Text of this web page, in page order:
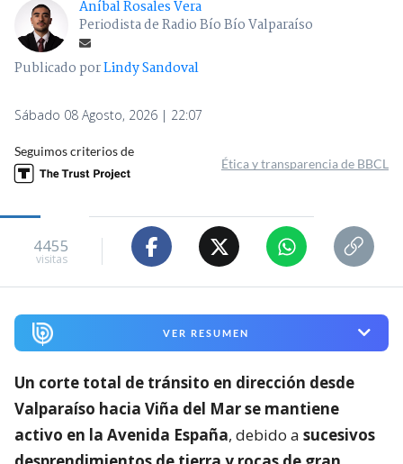
Aníbal Rosales Vera
Periodista de Radio Bío Bío Valparaíso
Publicado porLindy Sandoval
Sábado 08 Agosto, 2026 | 22:07
Seguimos criterios de
Ética y transparencia de BBCL
4455
visitas
VER RESUMEN
Un corte total de tránsito en dirección desde
Valparaíso hacia Viña del Mar se mantiene
activo en la Avenida España, debido a sucesivos